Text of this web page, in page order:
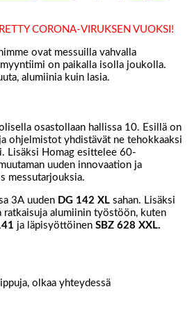
CORONA-VIRUKSEN VUOKSI!
ovat messuilla vahvalla
on paikalla isolla joukolla.
alumiinia kuin lasia.
osastollaan hallissa 10. Esillä on
ohjelmistot yhdistävät ne tehokkaaksi
Lisäksi Homag esittelee 60-
uuden innovaation ja
messutarjouksia.
3A uuden DG 142 XL sahan. Lisäksi
ratkaisuja alumiinin työstöön, kuten
ja läpisyöttöinen SBZ 628 XXL.
olkaa yhteydessä